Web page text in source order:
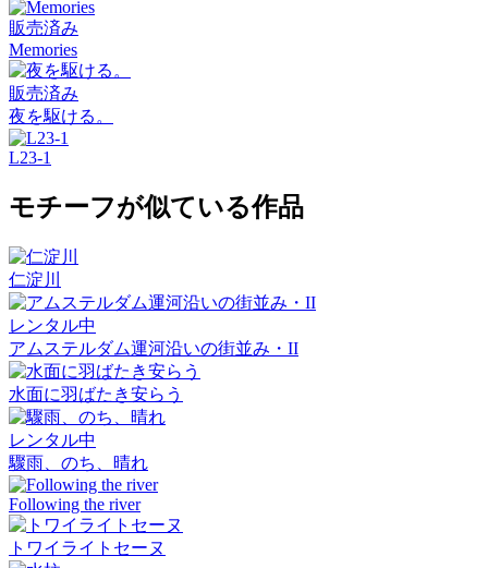
販売済み
Memories
販売済み
夜を駆ける。
L23-1
モチーフが似ている作品
仁淀川
レンタル中
アムステルダム運河沿いの街並み・II
水面に羽ばたき安らう
レンタル中
驟雨、のち、晴れ
Following the river
トワイライトセーヌ